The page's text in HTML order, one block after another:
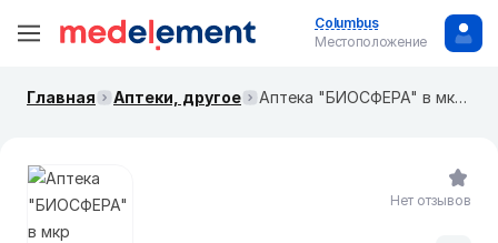
Columbus
Местоположение
Главная Аптеки, другое Аптека "БИОСФЕРА" в мкр Гульдер-1, 3
Нет отзывов